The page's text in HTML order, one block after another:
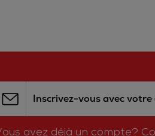
Inscrivez-vous avec votre
avez déjà un compte?